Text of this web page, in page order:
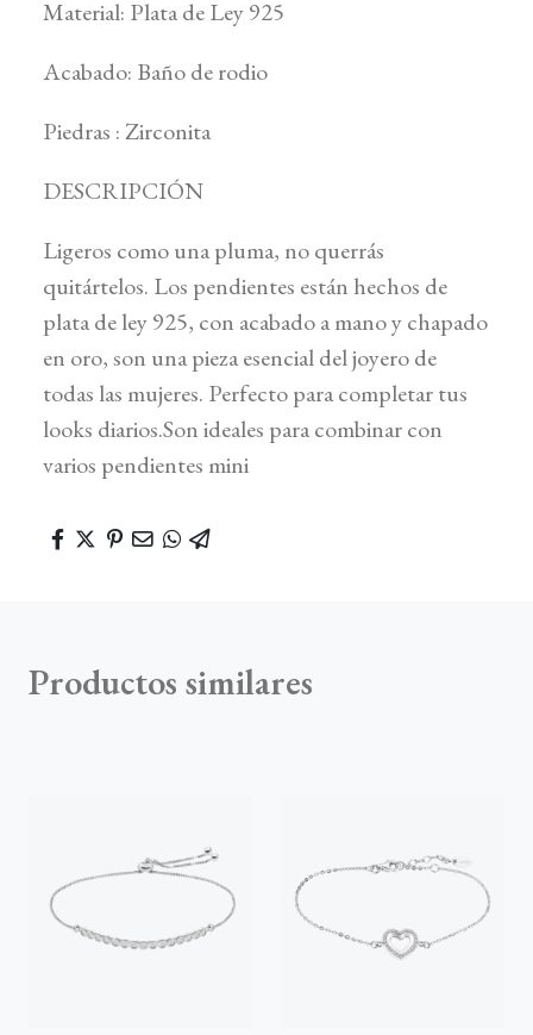
Material: Plata de Ley 925
Acabado: Baño de rodio
Piedras : Zirconita
DESCRIPCIÓN
Ligeros como una pluma, no querrás
quitártelos. Los pendientes están hechos de
plata de ley 925, con acabado a mano y chapado
en oro, son una pieza esencial del joyero de
todas las mujeres. Perfecto para completar tus
looks diarios.Son ideales para combinar con
varios pendientes mini
Productos similares